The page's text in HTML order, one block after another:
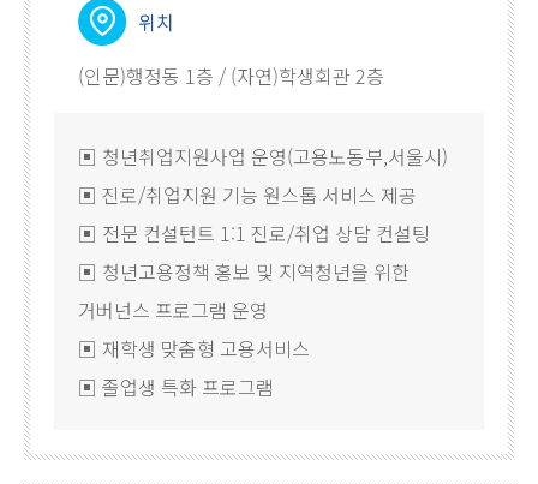
위치
(인문)행정동 1층 / (자연)학생회관 2층
▣ 청년취업지원사업 운영(고용노동부,서울시)
▣ 진로/취업지원 기능 원스톱 서비스 제공
▣ 전문 컨설턴트 1:1 진로/취업 상담 컨설팅
▣ 청년고용정책 홍보 및 지역청년을 위한
거버넌스 프로그램 운영
▣ 재학생 맞춤형 고용서비스
▣ 졸업생 특화 프로그램